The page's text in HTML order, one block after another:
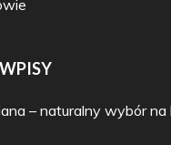
– naturalny wybór na